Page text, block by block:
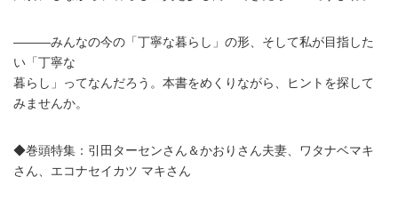
―――みんなの今の「丁寧な暮らし」の形、そして私が目指した
い「丁寧な
暮らし」ってなんだろう。本書をめくりながら、ヒントを探して
みませんか。
◆巻頭特集：引田ターセンさん＆かおりさん夫妻、ワタナベマキ
さん、エコナセイカツ マキさん